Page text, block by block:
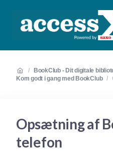
/ BookClub - Dit digitale
Kom godt i gang med BookClub /
Opsætning af
telefon